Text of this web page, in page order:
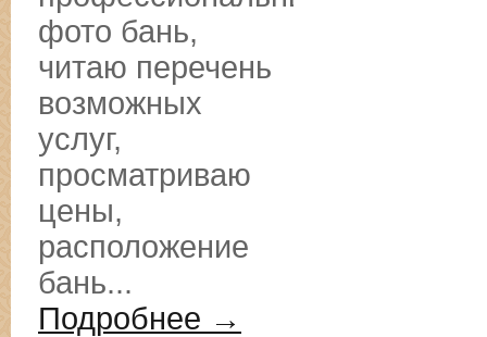
фото бань,
читаю перечень
возможных
услуг,
просматриваю
цены,
расположение
бань...
Подробнее →